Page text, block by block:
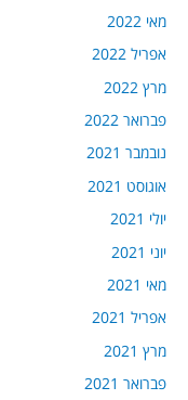
מאי 2022
אפריל 2022
מרץ 2022
פברואר 2022
נובמבר 2021
אוגוסט 2021
יולי 2021
יוני 2021
מאי 2021
אפריל 2021
מרץ 2021
פברואר 2021